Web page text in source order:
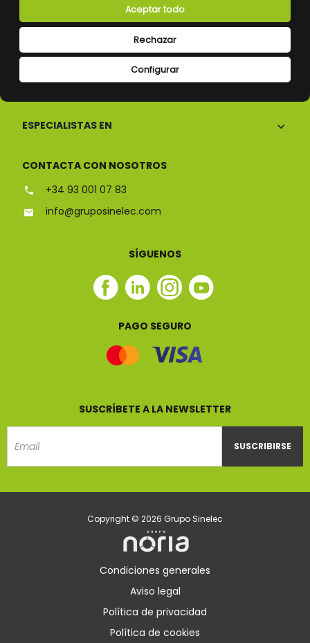
Configurar
Rechazar
Aceptar todo
CONÓCENOS
ESPECIALISTAS EN
CONTACTA CON NOSOTROS
+34 93 001 07 83
info@gruposinelec.com
SÍGUENOS
Facebook
Linkedin
Instagram
Youtube
PAGO SEGURO
SUSCRÍBETE A LA NEWSLETTER
SUSCRIBIRSE
Copyright © 2026 Grupo Sinelec
Condiciones generales
Aviso legal
Política de privacidad
Política de cookies